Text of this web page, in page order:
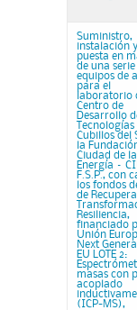
Suministro,
instalación y
puesta en
de una serie
equipos de
para el
laboratorio
Centro de
Desarrollo
Tecnologías
Cubillos del
la
Ciudad de la
Energía –
F.S.P., con
los fondos
de
Resiliencia,
financiado
Unión
Next
EU LOTE 2:
masas con
acoplado
(ICP-MS),